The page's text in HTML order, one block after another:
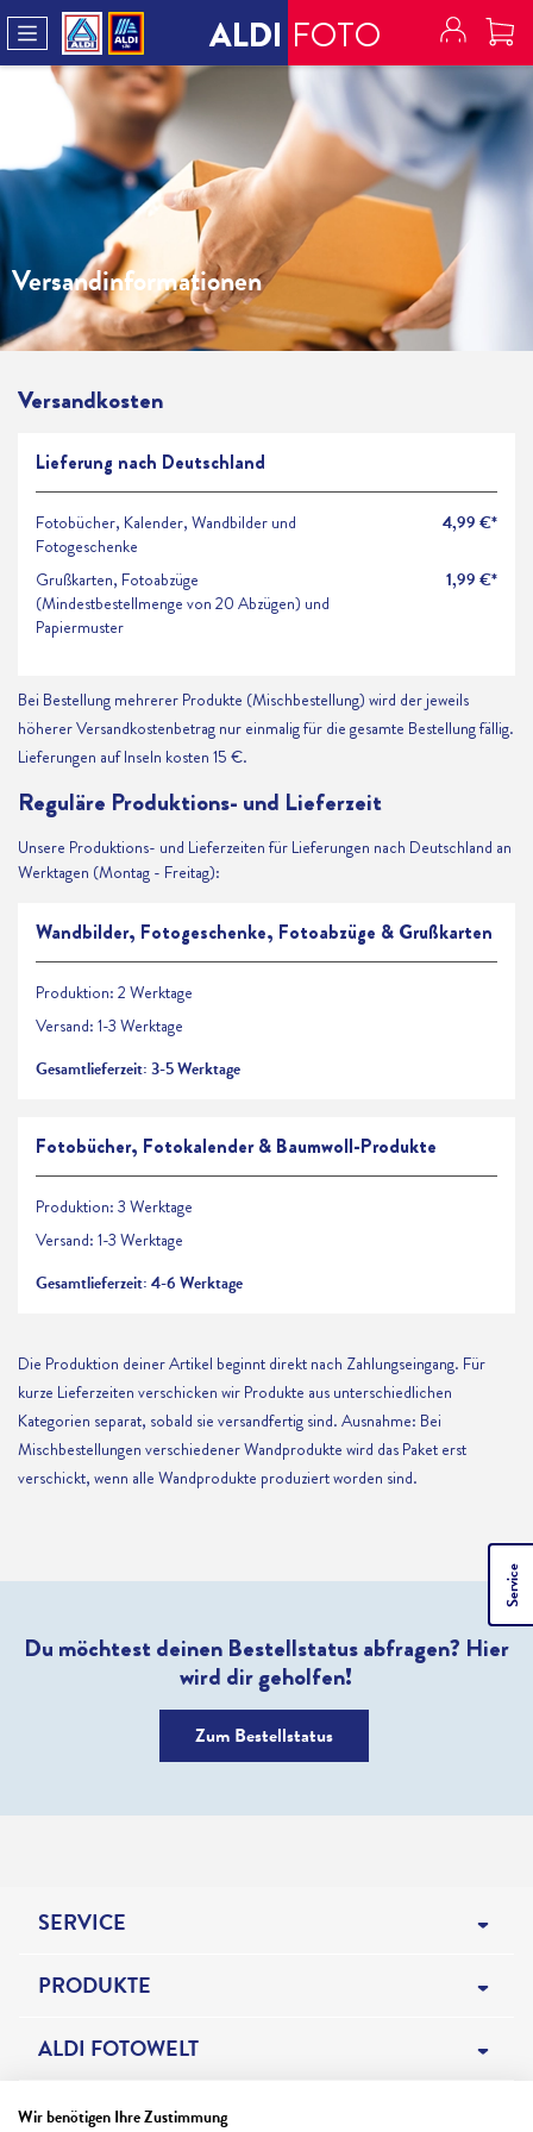
ALDI FOTO
Versandinformationen
Versandkosten
Lieferung nach Deutschland
Fotobücher, Kalender, Wandbilder und
Fotogeschenke
4,99 €*
Grußkarten, Fotoabzüge
(Mindestbestellmenge von 20 Abzügen) und
Papiermuster
1,99 €*
Bei Bestellung mehrerer Produkte (Mischbestellung) wird der jeweils
höherer Versandkostenbetrag nur einmalig für die gesamte Bestellung fällig.
Lieferungen auf Inseln kosten 15 €.
Reguläre Produktions- und Lieferzeit
Unsere Produktions- und Lieferzeiten für Lieferungen nach Deutschland an
Werktagen (Montag - Freitag):
Wandbilder, Fotogeschenke, Fotoabzüge & Grußkarten
Produktion: 2 Werktage
Versand: 1-3 Werktage
Gesamtlieferzeit: 3-5 Werktage
Fotobücher, Fotokalender & Baumwoll-Produkte
Produktion: 3 Werktage
Versand: 1-3 Werktage
Gesamtlieferzeit: 4-6 Werktage
Die Produktion deiner Artikel beginnt direkt nach Zahlungseingang. Für
kurze Lieferzeiten verschicken wir Produkte aus unterschiedlichen
Kategorien separat, sobald sie versandfertig sind. Ausnahme: Bei
Mischbestellungen verschiedener Wandprodukte wird das Paket erst
verschickt, wenn alle Wandprodukte produziert worden sind.
Du möchtest deinen Bestellstatus abfragen? Hier
wird dir geholfen!
Zum Bestellstatus
SERVICE
HILFE & KONTAKT
PRODUKTE
FOTOBÜCHER
ALDI FOTOWELT
ALDI FOTO BLOG
ALDI SERVICES
Service
Wir benötigen Ihre Zustimmung